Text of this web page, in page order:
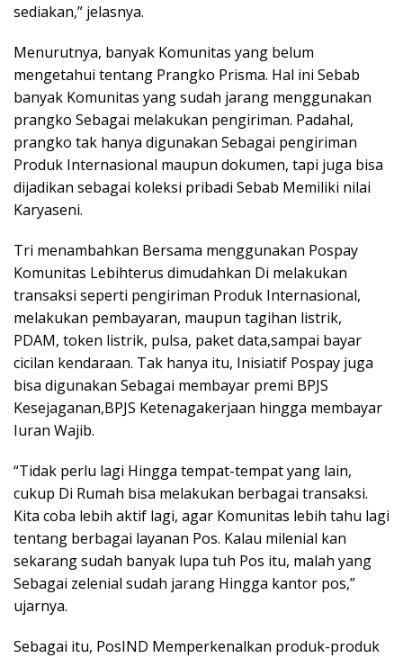
sediakan,” jelasnya.
Menurutnya, banyak Komunitas yang belum
mengetahui tentang Prangko Prisma. Hal ini Sebab
banyak Komunitas yang sudah jarang menggunakan
prangko Sebagai melakukan pengiriman. Padahal,
prangko tak hanya digunakan Sebagai pengiriman
Produk Internasional maupun dokumen, tapi juga bisa
dijadikan sebagai koleksi pribadi Sebab Memiliki nilai
Karyaseni.
Tri menambahkan Bersama menggunakan Pospay
Komunitas Lebihterus dimudahkan Di melakukan
transaksi seperti pengiriman Produk Internasional,
melakukan pembayaran, maupun tagihan listrik,
PDAM, token listrik, pulsa, paket data,sampai bayar
cicilan kendaraan. Tak hanya itu, Inisiatif Pospay juga
bisa digunakan Sebagai membayar premi BPJS
Kesejaganan,BPJS Ketenagakerjaan hingga membayar
Iuran Wajib.
“Tidak perlu lagi Hingga tempat-tempat yang lain,
cukup Di Rumah bisa melakukan berbagai transaksi.
Kita coba lebih aktif lagi, agar Komunitas lebih tahu lagi
tentang berbagai layanan Pos. Kalau milenial kan
sekarang sudah banyak lupa tuh Pos itu, malah yang
Sebagai zelenial sudah jarang Hingga kantor pos,”
ujarnya.
Sebagai itu, PosIND Memperkenalkan produk-produk